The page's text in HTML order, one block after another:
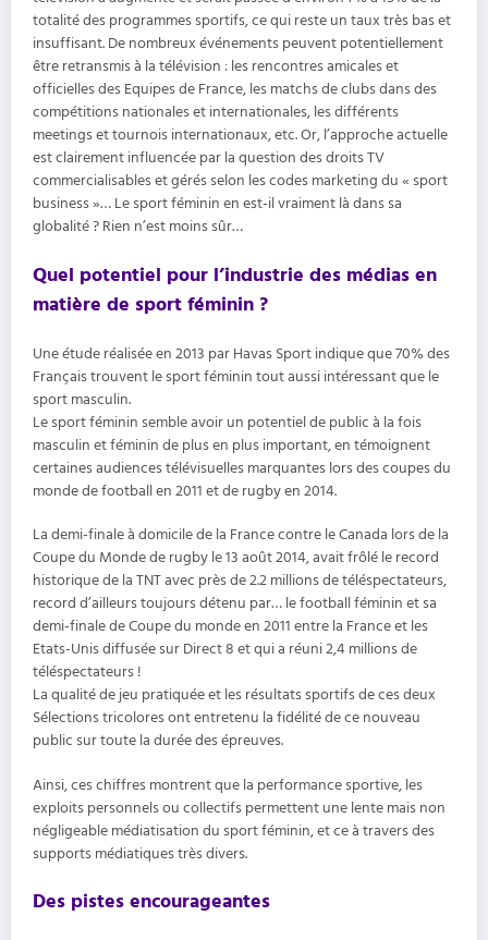
totalité des programmes sportifs, ce qui reste un taux très bas et
insuffisant. De nombreux événements peuvent potentiellement
être retransmis à la télévision : les rencontres amicales et
officielles des Equipes de France, les matchs de clubs dans des
compétitions nationales et internationales, les différents
meetings et tournois internationaux, etc. Or, l’approche actuelle
est clairement influencée par la question des droits TV
commercialisables et gérés selon les codes marketing du « sport
business »… Le sport féminin en est-il vraiment là dans sa
globalité ? Rien n’est moins sûr…
Quel potentiel pour l’industrie des médias en
matière de sport féminin ?
Une étude réalisée en 2013 par Havas Sport indique que 70% des
Français trouvent le sport féminin tout aussi intéressant que le
sport masculin.
Le sport féminin semble avoir un potentiel de public à la fois
masculin et féminin de plus en plus important, en témoignent
certaines audiences télévisuelles marquantes lors des coupes du
monde de football en 2011 et de rugby en 2014.
La demi-finale à domicile de la France contre le Canada lors de la
Coupe du Monde de rugby le 13 août 2014, avait frôlé le record
historique de la TNT avec près de 2.2 millions de téléspectateurs,
record d’ailleurs toujours détenu par… le football féminin et sa
demi-finale de Coupe du monde en 2011 entre la France et les
Etats-Unis diffusée sur Direct 8 et qui a réuni 2,4 millions de
téléspectateurs !
La qualité de jeu pratiquée et les résultats sportifs de ces deux
Sélections tricolores ont entretenu la fidélité de ce nouveau
public sur toute la durée des épreuves.
Ainsi, ces chiffres montrent que la performance sportive, les
exploits personnels ou collectifs permettent une lente mais non
négligeable médiatisation du sport féminin, et ce à travers des
supports médiatiques très divers.
Des pistes encourageantes